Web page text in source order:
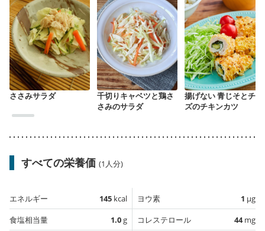
ささみサラダ
千切りキャベツと鶏さ
さみのサラダ
揚げない 青じそとチー
ズのチキンカツ
すべての栄養価 (1人分)
エネルギー 145 kcal
食塩相当量
1.0g
ヨウ素 1 µg
コレステロール
44mg